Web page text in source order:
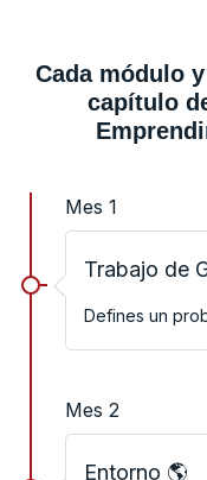
Cada módulo
capítulo
Mes 1
Trabajo de
Defines un
Mes 2
Entorno 🌎